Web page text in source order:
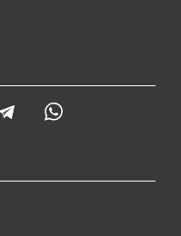
Telegram